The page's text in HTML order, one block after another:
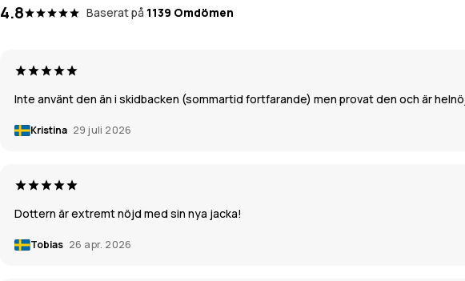
4.8 Baserat på 1139 Omdömen
Inte använt den än i skidbacken (sommartid fortfarande) men provat den och är
Kristina 29 juli 2026
Dottern är extremt nöjd med sin nya jacka!
Tobias 26 apr. 2026